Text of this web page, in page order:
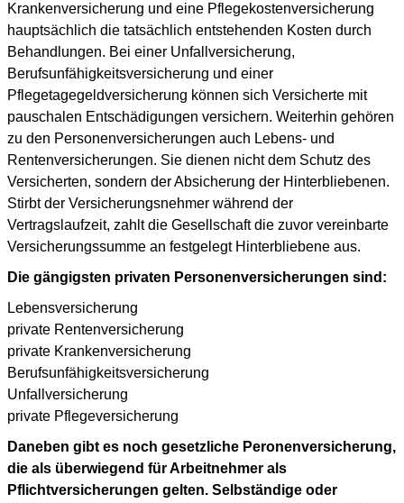
Krankenversicherung und eine Pflegekostenversicherung
hauptsächlich die tatsächlich entstehenden Kosten durch
Behandlungen. Bei einer Unfallversicherung,
Berufsunfähigkeitsversicherung und einer
Pflegetagegeldversicherung können sich Versicherte mit
pauschalen Entschädigungen versichern. Weiterhin gehören
zu den Personenversicherungen auch Lebens- und
Rentenversicherungen. Sie dienen nicht dem Schutz des
Versicherten, sondern der Absicherung der Hinterbliebenen.
Stirbt der Versicherungsnehmer während der
Vertragslaufzeit, zahlt die Gesellschaft die zuvor vereinbarte
Versicherungssumme an festgelegt Hinterbliebene aus.
Die gängigsten privaten Personenversicherungen sind:
Lebensversicherung
private Rentenversicherung
private Krankenversicherung
Berufsunfähigkeitsversicherung
Unfallversicherung
private Pflegeversicherung
Daneben gibt es noch gesetzliche Peronenversicherung,
die als überwiegend für Arbeitnehmer als
Pflichtversicherungen gelten. Selbständige oder